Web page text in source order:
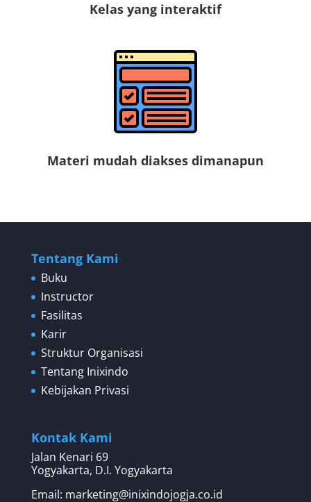
Kelas yang interaktif
Materi mudah diakses dimanapun
Tentang Kami
Buku
Instructor
Fasilitas
Karir
Struktur Organisasi
Tentang Inixindo
Kebijakan Privasi
Kontak Kami
Jalan Kenari 69
Yogyakarta, D.I. Yogyakarta
Email: marketing@inixindojogja.co.id